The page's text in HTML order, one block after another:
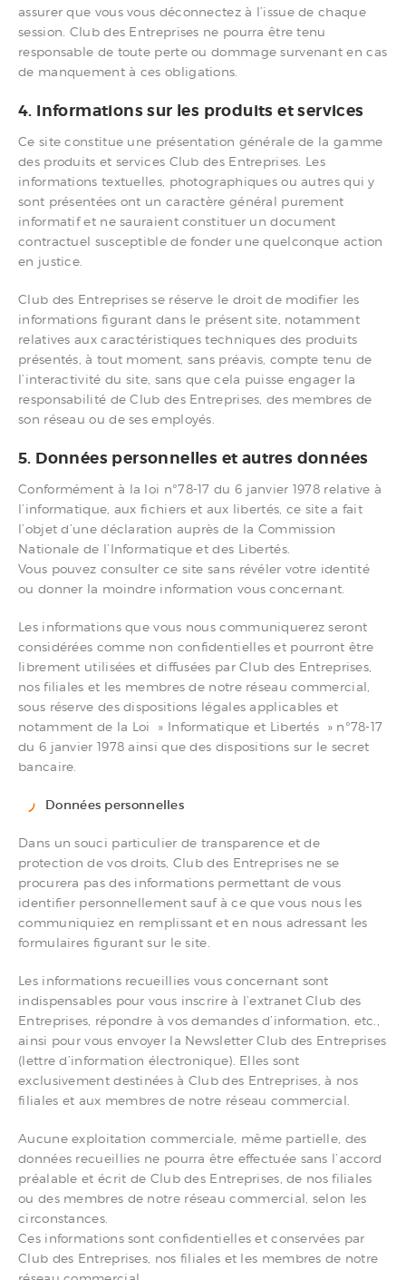
assurer que vous vous déconnectez à l’issue de chaque
session. Club des Entreprises ne pourra être tenu
responsable de toute perte ou dommage survenant en cas
de manquement à ces obligations.
4. Informations sur les produits et services
Ce site constitue une présentation générale de la gamme
des produits et services Club des Entreprises. Les
informations textuelles, photographiques ou autres qui y
sont présentées ont un caractère général purement
informatif et ne sauraient constituer un document
contractuel susceptible de fonder une quelconque action
en justice.
Club des Entreprises se réserve le droit de modifier les
informations figurant dans le présent site, notamment
relatives aux caractéristiques techniques des produits
présentés, à tout moment, sans préavis, compte tenu de
l’interactivité du site, sans que cela puisse engager la
responsabilité de Club des Entreprises, des membres de
son réseau ou de ses employés.
5. Données personnelles et autres données
Conformément à la loi n°78-17 du 6 janvier 1978 relative à
l’informatique, aux fichiers et aux libertés, ce site a fait
l’objet d’une déclaration auprès de la Commission
Nationale de l’Informatique et des Libertés.
Vous pouvez consulter ce site sans révéler votre identité
ou donner la moindre information vous concernant.
Les informations que vous nous communiquerez seront
considérées comme non confidentielles et pourront être
librement utilisées et diffusées par Club des Entreprises,
nos filiales et les membres de notre réseau commercial,
sous réserve des dispositions légales applicables et
notamment de la Loi » Informatique et Libertés » n°78-17
du 6 janvier 1978 ainsi que des dispositions sur le secret
bancaire.
Données personnelles
Dans un souci particulier de transparence et de
protection de vos droits, Club des Entreprises ne se
procurera pas des informations permettant de vous
identifier personnellement sauf à ce que vous nous les
communiquiez en remplissant et en nous adressant les
formulaires figurant sur le site.
Les informations recueillies vous concernant sont
indispensables pour vous inscrire à l’extranet Club des
Entreprises, répondre à vos demandes d’information, etc.,
ainsi pour vous envoyer la Newsletter Club des Entreprises
(lettre d’information électronique). Elles sont
exclusivement destinées à Club des Entreprises, à nos
filiales et aux membres de notre réseau commercial.
Aucune exploitation commerciale, même partielle, des
données recueillies ne pourra être effectuée sans l’accord
préalable et écrit de Club des Entreprises, de nos filiales
ou des membres de notre réseau commercial, selon les
circonstances.
Ces informations sont confidentielles et conservées par
Club des Entreprises, nos filiales et les membres de notre